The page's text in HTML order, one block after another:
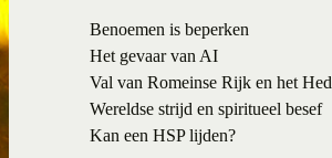
Benoemen is beperken
Het gevaar van AI
Val van Romeinse Rijk en het
Wereldse strijd en spiritueel besef
Kan een HSP lijden?